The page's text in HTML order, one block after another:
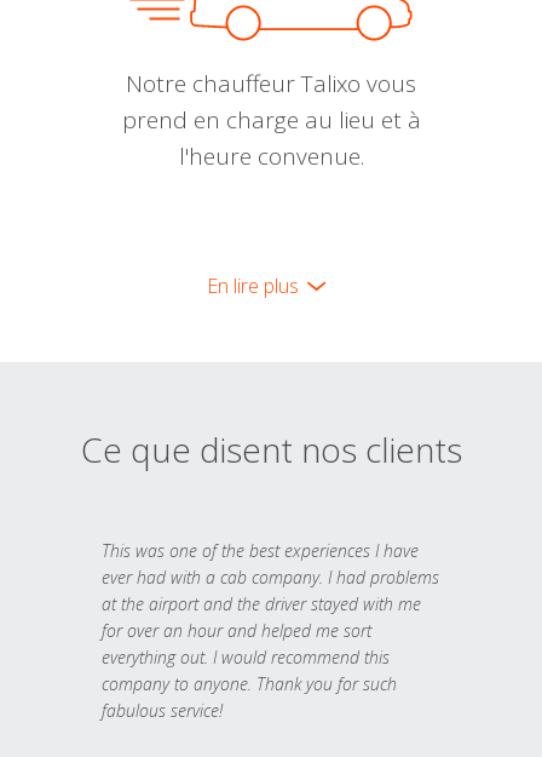
Notre chauffeur Talixo vous
prend en charge au lieu et à
l'heure convenue.
En lire plus
Ce que disent nos clients
This was one of the best experiences I have
ever had with a cab company. I had problems
at the airport and the driver stayed with me
for over an hour and helped me sort
everything out. I would recommend this
company to anyone. Thank you for such
fabulous service!